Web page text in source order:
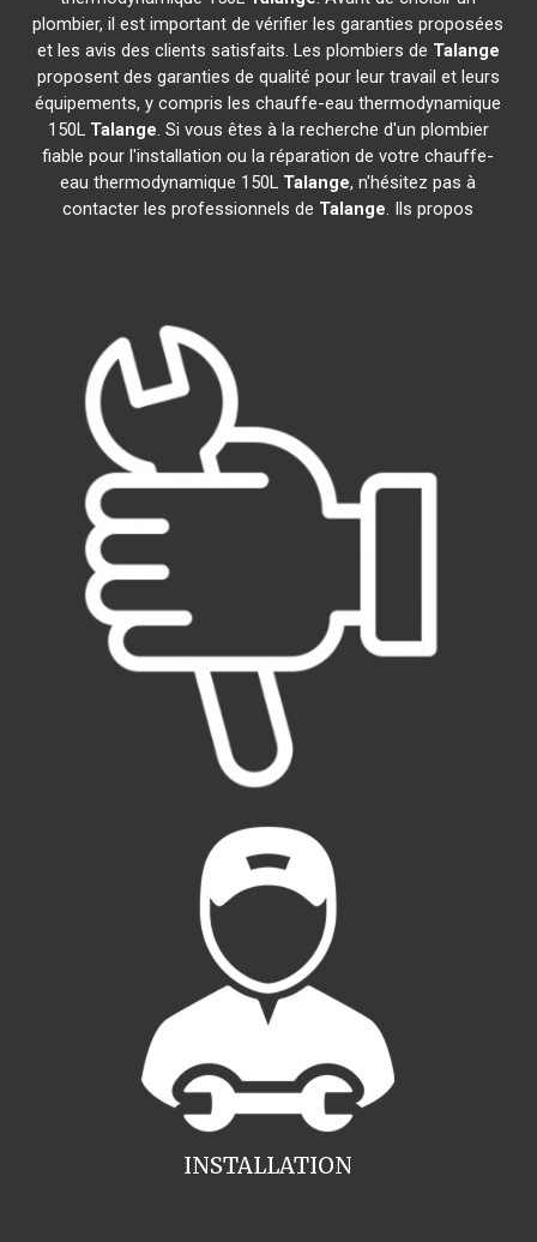
plombier, il est important de vérifier les garanties proposées
et les avis des clients satisfaits. Les plombiers de Talange
proposent des garanties de qualité pour leur travail et leurs
équipements, y compris les chauffe-eau thermodynamique
150L Talange. Si vous êtes à la recherche d'un plombier
fiable pour l'installation ou la réparation de votre chauffe-
eau thermodynamique 150L Talange, n'hésitez pas à
contacter les professionnels de Talange. Ils propos
INSTALLATION